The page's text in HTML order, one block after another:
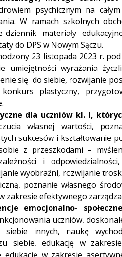
psychicznym na
W ramach szkolnych
dziennik materiały
do DPS w Nowym Sączu.
23 listopada 2023 r.
umiejętności wyrażania
się do siebie, rozwijanie
konkurs plastyczny,
dla uczniów kl. I,
własnej wartości,
sukcesów i kształtowanie
z przeszkodami –
i
wyobraźni, rozwijanie
poznanie własnego
zakresie efektywnego
emocjonalno-
uczniów,
siebie innych, naukę
siebie, edukację w
w zakresie